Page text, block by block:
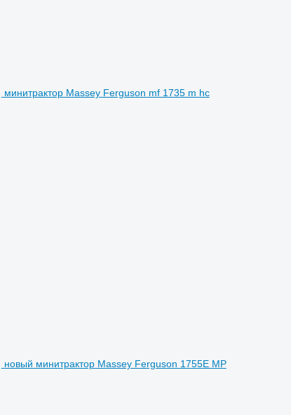
минитрактор Massey Ferguson mf 1735 m hc
новый минитрактор Massey Ferguson 1755E MP